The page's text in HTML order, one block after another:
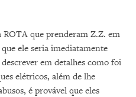
ROTA que prenderam Z.Z. em
ele seria imediatamente
em detalhes como foi
elétricos, além de lhe
é provável que eles